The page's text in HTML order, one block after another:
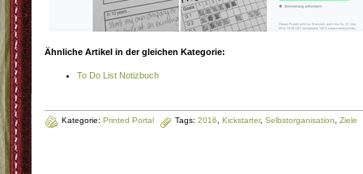
Ähnliche Artikel in der gleichen Kategorie:
To Do List Notizbuch
Kategorie: Printed Portal Tags: 2016 Kickstarter, Selbstorganisation Ziele